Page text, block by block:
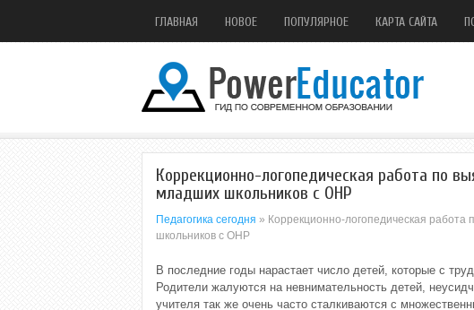
ГЛАВНАЯ НОВОЕ ПОПУЛЯРНОЕ КАРТА САЙТА
Коррекционно-логопедическая работа по
младших школьников с ОНР
Педагогика сегодня » Коррекционно-логопедическая
школьников с ОНР
В последние годы нарастает число детей, которые с
Родители жалуются на невнимательность детей,
учителя так же очень часто сталкиваются с